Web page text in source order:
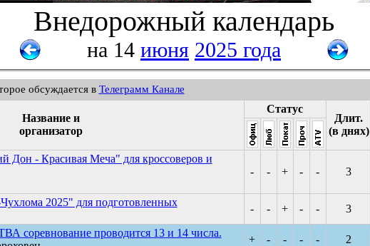
Внедорожный календарь
на 14 июня 2025 года
обсуждается в Телеграмм Канале
Название и
организатор
Статус
Длит.
(в днях)
Дон - Красивая Меча" для кроссоверов и
- - + - - 3
2025" для подготовленных
- - + - - 3
проводится 13 и 14 числа.
+ - - - - 2